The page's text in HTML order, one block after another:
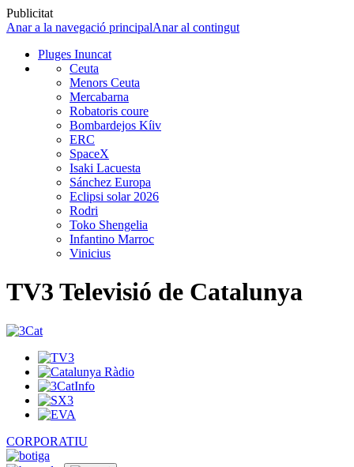
Publicitat
Anar a la navegació principalAnar al contingut
Pluges Inuncat
Ceuta
Menors Ceuta
Mercabarna
Robatoris coure
Bombardejos Kíiv
ERC
SpaceX
Isaki Lacuesta
Sánchez Europa
Eclipsi solar 2026
Rodri
Toko Shengelia
Infantino Marroc
Vinicius
TV3 Televisió de Catalunya
CORPORATIU